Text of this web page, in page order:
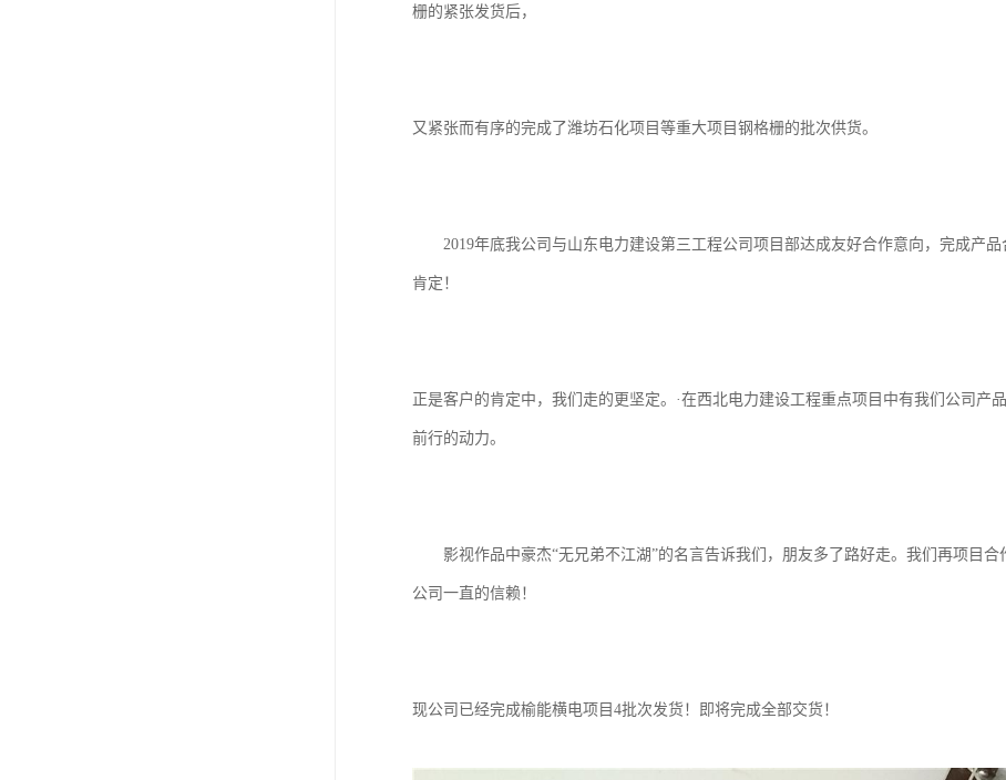
栅的紧张发货后，
又紧张而有序的完成了潍坊石化项目等重大项目钢格栅的批次供货。
2019年底我公司与山东电力建设第三工程公司项目部达成友好合作意向，完成产品
肯定！
正是客户的肯定中，我们走的更坚定。·在西北电力建设工程重点项目中有我们公司产
前行的动力。
影视作品中豪杰“无兄弟不江湖”的名言告诉我们，朋友多了路好走。我们再项目合
公司一直的信赖！
现公司已经完成榆能横电项目4批次发货！即将完成全部交货！